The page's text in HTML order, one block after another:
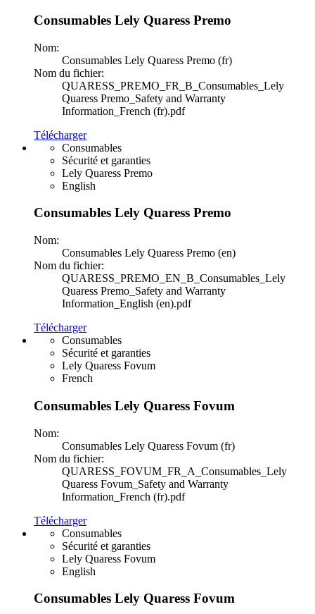
Consumables Lely Quaress Premo
Nom:
Consumables Lely Quaress Premo (fr)
Nom du fichier:
QUARESS_PREMO_FR_B_Consumables_Lely
Quaress Premo_Safety and Warranty
Information_French (fr).pdf
Télécharger
Consumables
Sécurité et garanties
Lely Quaress Premo
English
Consumables Lely Quaress Premo
Nom:
Consumables Lely Quaress Premo (en)
Nom du fichier:
QUARESS_PREMO_EN_B_Consumables_Lely
Quaress Premo_Safety and Warranty
Information_English (en).pdf
Télécharger
Consumables
Sécurité et garanties
Lely Quaress Fovum
French
Consumables Lely Quaress Fovum
Nom:
Consumables Lely Quaress Fovum (fr)
Nom du fichier:
QUARESS_FOVUM_FR_A_Consumables_Lely
Quaress Fovum_Safety and Warranty
Information_French (fr).pdf
Télécharger
Consumables
Sécurité et garanties
Lely Quaress Fovum
English
Consumables Lely Quaress Fovum